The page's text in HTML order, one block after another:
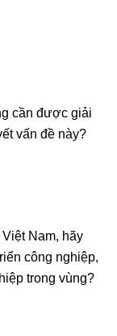
cần được giải
vấn đề này?
Nam, hãy
công nghiệp,
trong vùng?